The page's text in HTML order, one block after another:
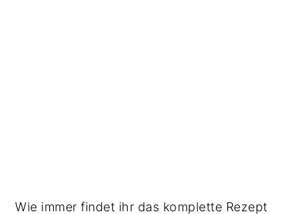
Wie immer findet ihr das komplette Rezept